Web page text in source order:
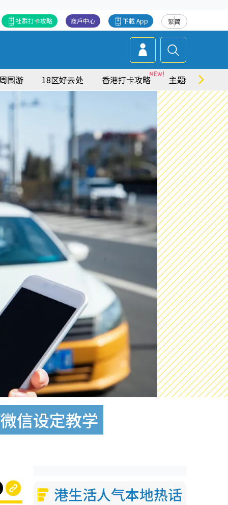
繁简
下載 App
商戶中心
社群打卡攻略
围游 18区好去处 香港打卡攻略 主题特集
信设定教学
港生活人气本地热话